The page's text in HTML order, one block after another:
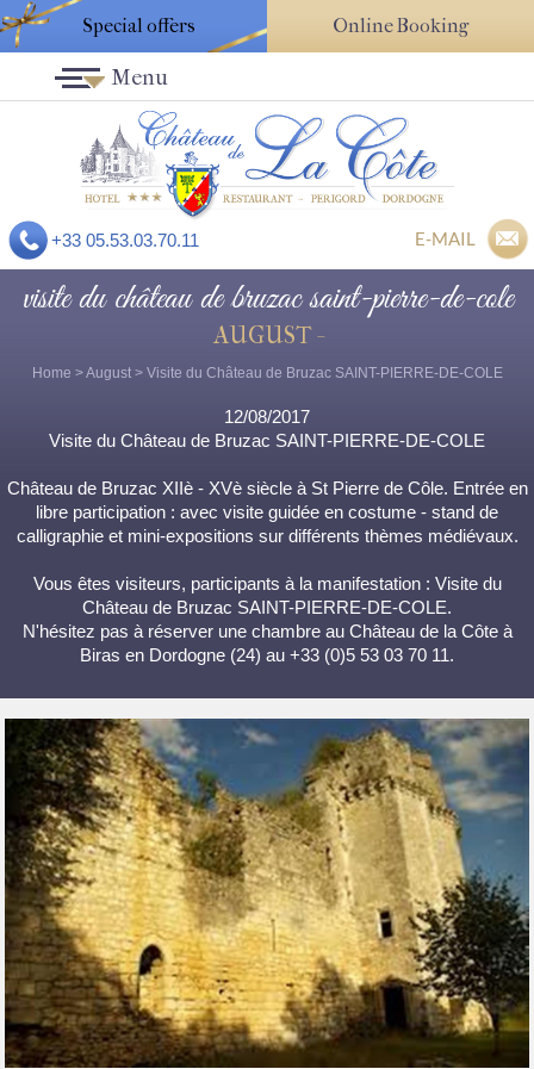
Special offers Online Booking
+33 05.53.03.70.11 E-MAIL
Menu
visite du château de bruzac saint-pierre-de-cole
AUGUST -
Home >August> Visite du Château de Bruzac SAINT-PIERRE-DE-COLE
12/08/2017
Visite du Château de Bruzac SAINT-PIERRE-DE-COLE
Château de Bruzac XIIè - XVè siècle à St Pierre de Côle. Entrée en
libre participation : avec visite guidée en costume - stand de
calligraphie et mini-expositions sur différents thèmes médiévaux.
Vous êtes visiteurs, participants à la manifestation : Visite du
Château de Bruzac SAINT-PIERRE-DE-COLE.
N'hésitez pas à réserver une chambre au Château de la Côte à
Biras en Dordogne (24) au +33 (0)5 53 03 70 11.